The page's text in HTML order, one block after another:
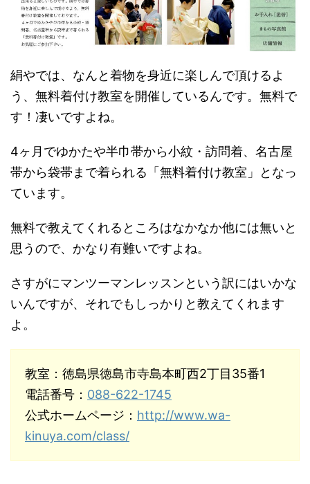
絹やでは、なんと着物を身近に楽しんで頂けるよ
う、無料着付け教室を開催しているんです。無料で
す！凄いですよね。
4ヶ月でゆかたや半巾帯から小紋・訪問着、名古屋
帯から袋帯まで着られる「無料着付け教室」となっ
ています。
無料で教えてくれるところはなかなか他には無いと
思うので、かなり有難いですよね。
さすがにマンツーマンレッスンという訳にはいかな
いんですが、それでもしっかりと教えてくれます
よ。
教室：徳島県徳島市寺島本町西2丁目35番1
電話番号： 088-622-1745
公式ホームページ： http://www.wa-
kinuya.com/class/